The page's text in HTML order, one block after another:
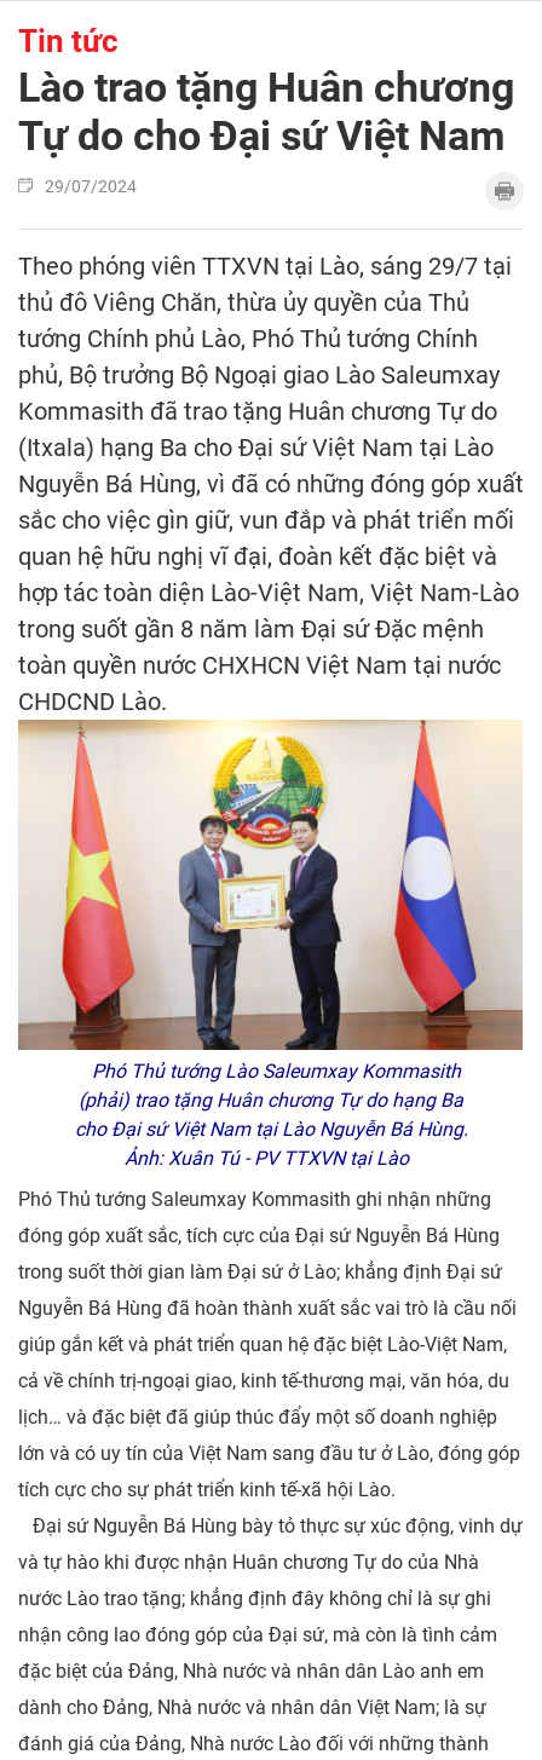
Tin tức
Lào trao tặng Huân chương
Tự do cho Đại sứ Việt Nam
29/07/2024
Theo phóng viên TTXVN tại Lào, sáng 29/7 tại
thủ đô Viêng Chăn, thừa ủy quyền của Thủ
tướng Chính phủ Lào, Phó Thủ tướng Chính
phủ, Bộ trưởng Bộ Ngoại giao Lào Saleumxay
Kommasith đã trao tặng Huân chương Tự do
(Itxala) hạng Ba cho Đại sứ Việt Nam tại Lào
Nguyễn Bá Hùng, vì đã có những đóng góp xuất
sắc cho việc gìn giữ, vun đắp và phát triển mối
quan hệ hữu nghị vĩ đại, đoàn kết đặc biệt và
hợp tác toàn diện Lào-Việt Nam, Việt Nam-Lào
trong suốt gần 8 năm làm Đại sứ Đặc mệnh
toàn quyền nước CHXHCN Việt Nam tại nước
CHDCND Lào.
Phó Thủ tướng Lào Saleumxay Kommasith
(phải) trao tặng Huân chương Tự do hạng Ba
cho Đại sứ Việt Nam tại Lào Nguyễn Bá Hùng.
Ảnh: Xuân Tú - PV TTXVN tại Lào
Phó Thủ tướng Saleumxay Kommasith ghi nhận những
đóng góp xuất sắc, tích cực của Đại sứ Nguyễn Bá Hùng
trong suốt thời gian làm Đại sứ ở Lào; khẳng định Đại sứ
Nguyễn Bá Hùng đã hoàn thành xuất sắc vai trò là cầu nối
giúp gắn kết và phát triển quan hệ đặc biệt Lào-Việt Nam,
cả về chính trị-ngoại giao, kinh tế-thương mại, văn hóa, du
lịch… và đặc biệt đã giúp thúc đẩy một số doanh nghiệp
lớn và có uy tín của Việt Nam sang đầu tư ở Lào, đóng góp
tích cực cho sự phát triển kinh tế-xã hội Lào.
Đại sứ Nguyễn Bá Hùng bày tỏ thực sự xúc động, vinh dự
và tự hào khi được nhận Huân chương Tự do của Nhà
nước Lào trao tặng; khẳng định đây không chỉ là sự ghi
nhận công lao đóng góp của Đại sứ, mà còn là tình cảm
đặc biệt của Đảng, Nhà nước và nhân dân Lào anh em
dành cho Đảng, Nhà nước và nhân dân Việt Nam; là sự
đánh giá của Đảng, Nhà nước Lào đối với những thành